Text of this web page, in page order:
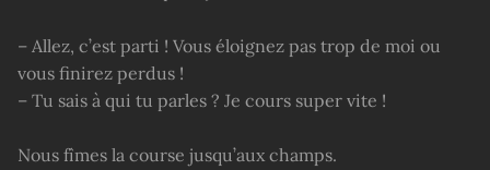
– Allez, c’est parti ! Vous éloignez pas trop de moi ou
vous finirez perdus !
– Tu sais à qui tu parles ? Je cours super vite !
Nous fîmes la course jusqu’aux champs.